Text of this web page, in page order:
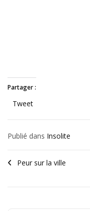
Partager :
Tweet
Publié dans Insolite
Peur sur la ville